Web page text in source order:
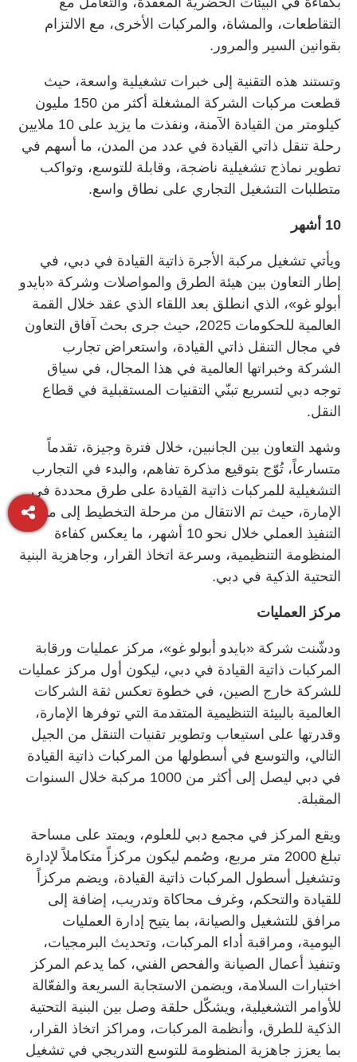
التقاطعات، والمشاة، والمركبات الأخرى، مع الالتزام
بقوانين السير والمرور.
وتستند هذه التقنية إلى خبرات تشغيلية واسعة، حيث
قطعت مركبات الشركة المشغلة أكثر من 150 مليون
كيلومتر من القيادة الآمنة، ونفذت ما يزيد على 10 ملايين
رحلة تنقل ذاتي القيادة في عدد من المدن، ما أسهم في
تطوير نماذج تشغيلية ناضجة، وقابلة للتوسع، وتواكب
متطلبات التشغيل التجاري على نطاق واسع.
10 أشهر
ويأتي تشغيل مركبة الأجرة ذاتية القيادة في دبي، في
إطار التعاون بين هيئة الطرق والمواصلات وشركة «بايدو
أبولو غو»، الذي انطلق بعد اللقاء الذي عقد خلال القمة
العالمية للحكومات 2025، حيث جرى بحث آفاق التعاون
في مجال التنقل ذاتي القيادة، واستعراض تجارب
الشركة وخبراتها العالمية في هذا المجال، في سياق
توجه دبي لتسريع تبنّي التقنيات المستقبلية في قطاع
النقل.
وشهد التعاون بين الجانبين، خلال فترة وجيزة، تقدماً
متسارعاً، تُوّج بتوقيع مذكرة تفاهم، والبدء في التجارب
التشغيلية للمركبات ذاتية القيادة على طرق محددة في
الإمارة، حيث تم الانتقال من مرحلة التخطيط إلى مرحلة
التنفيذ العملي خلال نحو 10 أشهر، ما يعكس كفاءة
المنظومة التنظيمية، وسرعة اتخاذ القرار، وجاهزية البنية
التحتية الذكية في دبي.
مركز العمليات
ودشّنت شركة «بايدو أبولو غو»، مركز عمليات ورقابة
المركبات ذاتية القيادة في دبي، ليكون أول مركز عمليات
للشركة خارج الصين، في خطوة تعكس ثقة الشركات
العالمية بالبيئة التنظيمية المتقدمة التي توفرها الإمارة،
وقدرتها على استيعاب وتطوير تقنيات التنقل من الجيل
التالي، والتوسع في أسطولها من المركبات ذاتية القيادة
في دبي ليصل إلى أكثر من 1000 مركبة خلال السنوات
المقبلة.
ويقع المركز في مجمع دبي للعلوم، ويمتد على مساحة
تبلغ 2000 متر مربع، وصُمم ليكون مركزاً متكاملاً لإدارة
وتشغيل أسطول المركبات ذاتية القيادة، ويضم مركزاً
للقيادة والتحكم، وغرف محاكاة وتدريب، إضافة إلى
مرافق للتشغيل والصيانة، بما يتيح إدارة العمليات
اليومية، ومراقبة أداء المركبات، وتحديث البرمجيات،
وتنفيذ أعمال الصيانة والفحص الفني، كما يدعم المركز
اختبارات السلامة، ويضمن الاستجابة السريعة والفعّالة
للأوامر التشغيلية، ويشكّل حلقة وصل بين البنية التحتية
الذكية للطرق، وأنظمة المركبات، ومراكز اتخاذ القرار،
بما يعزز جاهزية المنظومة للتوسع التدريجي في تشغيل